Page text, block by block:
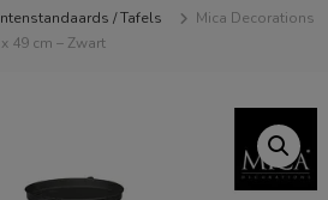
/ Tafels
Mica Decorations
49 cm – Zwart